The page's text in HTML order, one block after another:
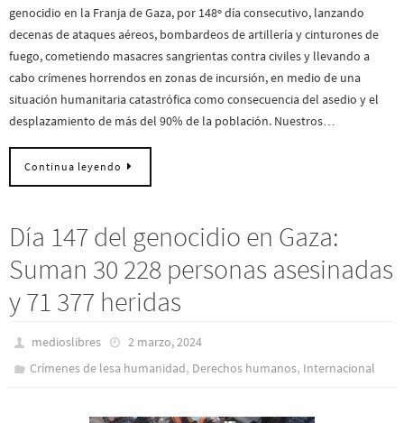
genocidio en la Franja de Gaza, por 148º día consecutivo, lanzando
decenas de ataques aéreos, bombardeos de artillería y cinturones de
fuego, cometiendo masacres sangrientas contra civiles y llevando a
cabo crímenes horrendos en zonas de incursión, en medio de una
situación humanitaria catastrófica como consecuencia del asedio y el
desplazamiento de más del 90% de la población. Nuestros…
Continua leyendo
Día 147 del genocidio en Gaza:
Suman 30 228 personas asesinadas
y 71 377 heridas
medioslibres
2 marzo, 2024
Crímenes de lesa humanidad, Derechos humanos, Internacional